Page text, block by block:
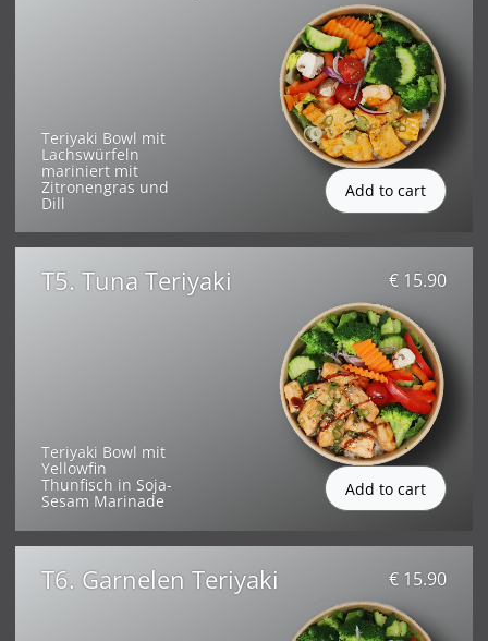
Teriyaki Bowl mit
Lachswürfeln
mariniert mit
Zitronengras und
Dill
Teriyaki Bowl mit
Yellowfin
Thunfisch in Soja-
Sesam Marinade
T5. Tuna Teriyaki € 15.90
T6. Garnelen Teriyaki € 15.90